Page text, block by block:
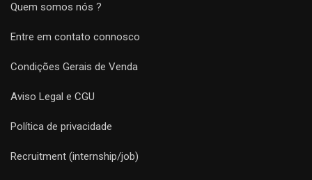
Quem somos nós ?
Entre em contato connosco
Condições Gerais de Venda
Aviso Legal e CGU
Política de privacidade
Recruitment (internship/job)